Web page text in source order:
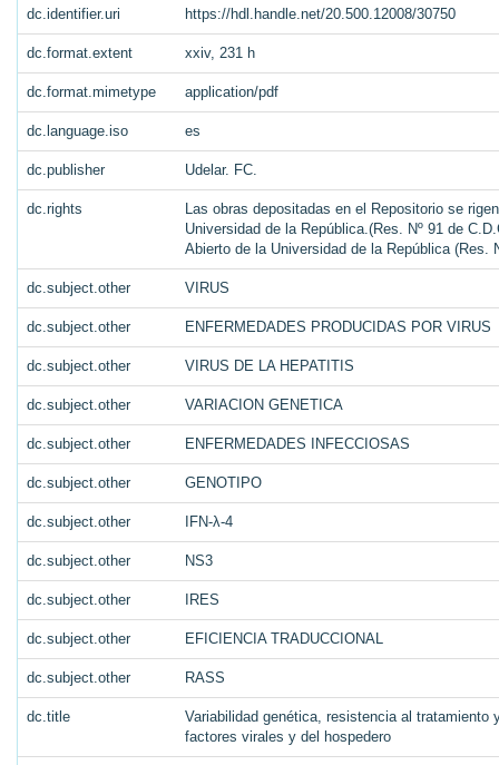
dc.identifier.uri https://hdl.handle.net/20.500.12008/30750
dc.format.extent xxiv, 231 h
dc.format.mimetype application/pdf
dc.language.iso es
dc.publisher Udelar. FC.
dc.rights
Las obras depositadas en el Repositorio se
Universidad de la República.(Res. Nº 91 de
Abierto de la Universidad de la República (Res.
dc.subject.other VIRUS
dc.subject.other ENFERMEDADES PRODUCIDAS POR VIRUS
dc.subject.other VIRUS DE LA HEPATITIS
dc.subject.other VARIACION GENETICA
dc.subject.other ENFERMEDADES INFECCIOSAS
dc.subject.other GENOTIPO
dc.subject.other IFN-λ-4
dc.subject.other NS3
dc.subject.other IRES
dc.subject.other EFICIENCIA TRADUCCIONAL
dc.subject.other RASS
dc.title
Variabilidad genética, resistencia al
factores virales y del hospedero